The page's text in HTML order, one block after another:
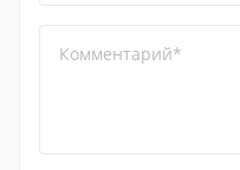
Комментарий*